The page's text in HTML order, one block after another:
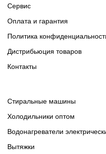
Сервис
Оплата и гарантия
Политика
Дистрибьюция товаров
Контакты
Cтиральные машины
Холодильники оптом
Водонагреватели
Вытяжки